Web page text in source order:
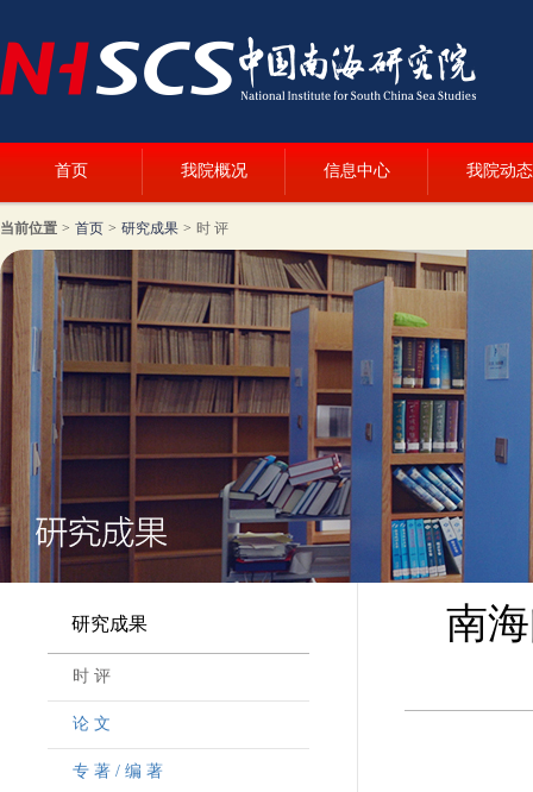
首页 我院概况 信息中心 我院动态
当前位置 > 首页 > 研究成果 > 时 评
研究成果
时 评
论 文
专 著 / 编 著
南